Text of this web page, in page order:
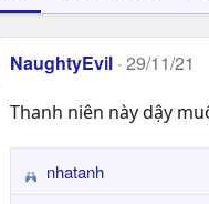
NaughtyEvil 29/11/21
Thanh niên này dậy
R
nhatanh